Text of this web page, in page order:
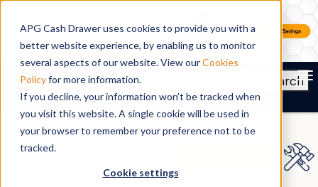
APG Cash Drawer uses cookies to provide you with a
better website experience, by enabling us to monitor
several aspects of our website. View ourCookies
Policyfor more information.
If you decline, your information won’t be tracked when
you visit this website. A single cookie will be used in
your browser to remember your preference not to be
tracked.
Cookie settings
Search